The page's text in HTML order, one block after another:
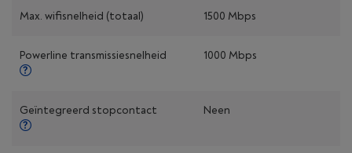
Max. wifisnelheid (totaal) 1500 Mbps
Powerline transmissiesnelheid 1000 Mbps
Geïntegreerd stopcontact Neen